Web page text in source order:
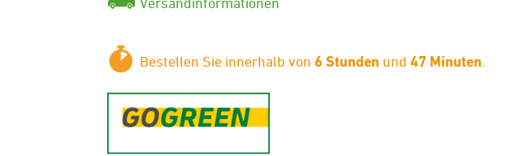
Bestellen Sie innerhalb von 6 Stunden und 47 Minuten